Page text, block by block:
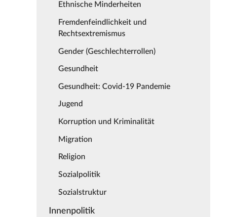
Ethnische Minderheiten
Fremdenfeindlichkeit und
Rechtsextremismus
Gender (Geschlechterrollen)
Gesundheit
Gesundheit: Covid-19 Pandemie
Jugend
Korruption und Kriminalität
Migration
Religion
Sozialpolitik
Sozialstruktur
Innenpolitik